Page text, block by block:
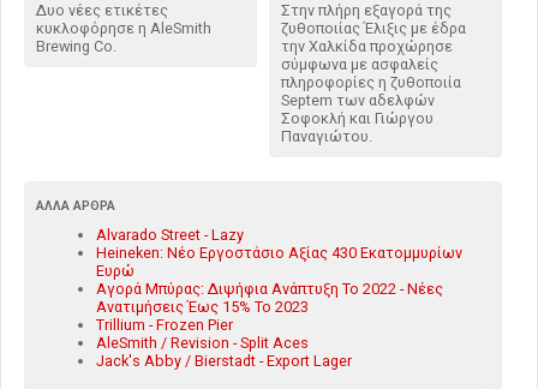
Δυο νέες ετικέτες
κυκλοφόρησε η AleSmith
Brewing Co.
Στην πλήρη εξαγορά της
ζυθοποιίας Έλιξις με έδρα
την Χαλκίδα προχώρησε
σύμφωνα με ασφαλείς
πληροφορίες η ζυθοποιία
Septem των αδελφών
Σοφοκλή και Γιώργου
Παναγιώτου.
ΆΛΛΑ ΆΡΘΡΑ
Alvarado Street - Lazy
Heineken: Νέο Εργοστάσιο Αξίας 430 Εκατομμυρίων
Ευρώ
Αγορά Μπύρας: Διψήφια Ανάπτυξη Το 2022 - Νέες
Ανατιμήσεις Έως 15% Το 2023
Trillium - Frozen Pier
AleSmith / Revision - Split Aces
Jack's Abby / Bierstadt - Export Lager